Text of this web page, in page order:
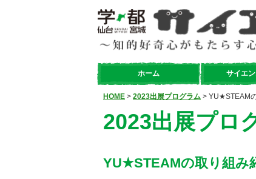
ホーム サイエ
HOME > 2023出展プログラム > YU★STEAM
2023出展プロ
YU★STEAMの取り組み